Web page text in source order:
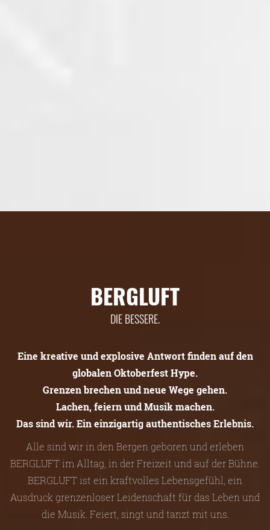
BERGLUFT
DIE BESSERE.
Eine kreative und explosive Antwort finden auf den
globalen Oktoberfest Hype.
Grenzen brechen und neue Wege gehen.
Lachen, feiern und Musik machen.
Das sind wir. Ein einzigartig authentisches Erlebnis.
Alle sind wir in den Bergen geboren und erleben
BERGLUFT im Alltag, in der Freizeit und auf der Bühne.
BERGLUFT ist ein kraftvolles Lebensgefühl, ein
Ausdruck grenzenloser Leidenschaft für das Leben und
die Musik. Feiert, singt und tanzt mit uns.